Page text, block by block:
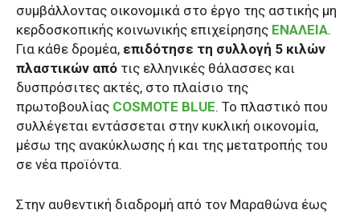
συμβάλλοντας οικονομικά στο έργο της αστικής μη
κερδοσκοπικής κοινωνικής επιχείρησης ΕΝΑΛΕΙΑ.
Για κάθε δρομέα, επιδότησε τη συλλογή 5 κιλών
πλαστικών από τις ελληνικές θάλασσες και
δυσπρόσιτες ακτές, στο πλαίσιο της
πρωτοβουλίας COSMOTE BLUE. Το πλαστικό που
συλλέγεται εντάσσεται στην κυκλική οικονομία,
μέσω της ανακύκλωσης ή και της μετατροπής του
σε νέα προϊόντα.
Στην αυθεντική διαδρομή από τον Μαραθώνα έως